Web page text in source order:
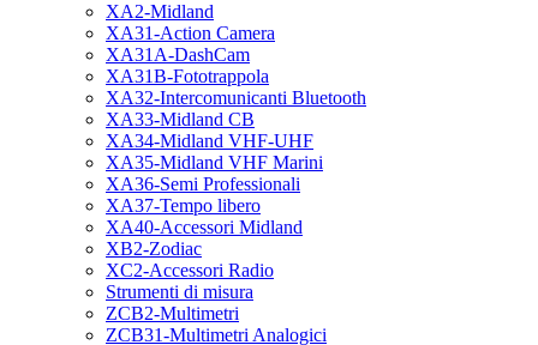
XA2-Midland
XA31-Action Camera
XA31A-DashCam
XA31B-Fototrappola
XA32-Intercomunicanti Bluetooth
XA33-Midland CB
XA34-Midland VHF-UHF
XA35-Midland VHF Marini
XA36-Semi Professionali
XA37-Tempo libero
XA40-Accessori Midland
XB2-Zodiac
XC2-Accessori Radio
Strumenti di misura
ZCB2-Multimetri
ZCB31-Multimetri Analogici